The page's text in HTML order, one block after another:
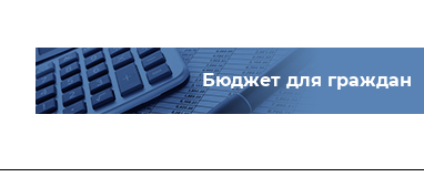
Бюджет для граждан